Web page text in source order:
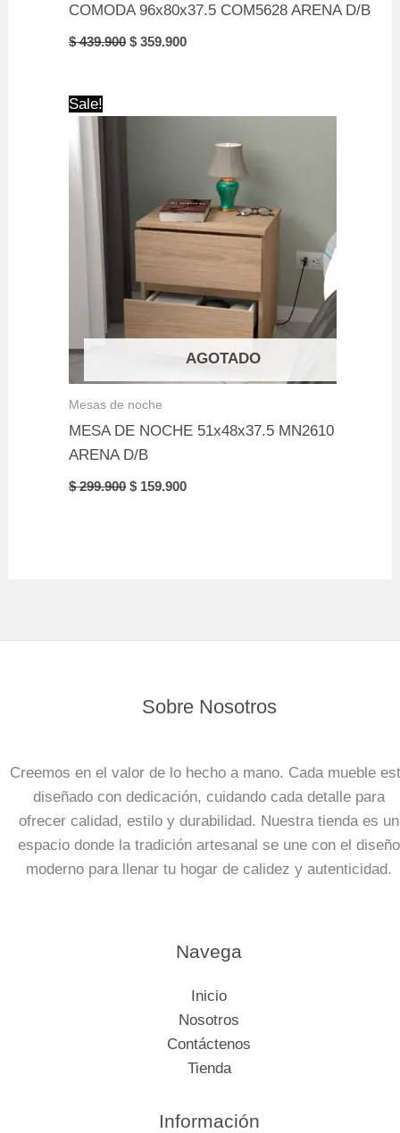
COMODA 96x80x37.5 COM5628 ARENA D/B
$439.900 Original
$ 359.900Current
Sale!
AGOTADO
Mesas de noche
MESA DE NOCHE 51x48x37.5 MN2610
ARENA D/B
$299.900 Original
$ 159.900Current
Sobre Nosotros
Creemos en el valor de lo hecho a mano. Cada mueble
diseñado con dedicación, cuidando cada detalle para
ofrecer calidad, estilo y durabilidad. Nuestra tienda es un
espacio donde la tradición artesanal se une con el diseño
moderno para llenar tu hogar de calidez y autenticidad.
Navega
Inicio
Nosotros
Contáctenos
Tienda
Información